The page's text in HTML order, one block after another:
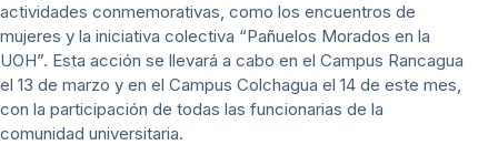
actividades conmemorativas, como los encuentros de
mujeres y la iniciativa colectiva “Pañuelos Morados en la
UOH”. Esta acción se llevará a cabo en el Campus Rancagua
el 13 de marzo y en el Campus Colchagua el 14 de este mes,
con la participación de todas las funcionarias de la
comunidad universitaria.